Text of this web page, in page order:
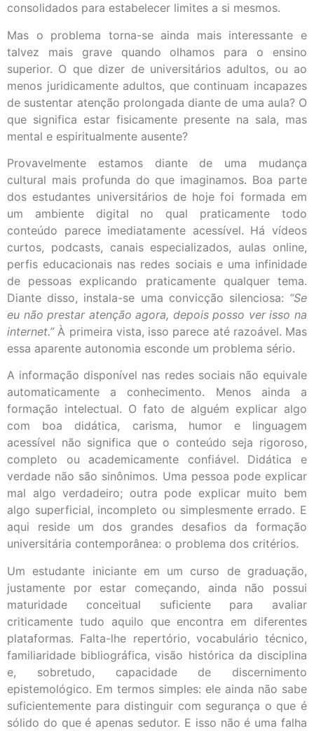
consolidados para estabelecer limites a si mesmos.
Mas o problema torna-se ainda mais interessante e
talvez mais grave quando olhamos para o ensino
superior. O que dizer de universitários adultos, ou ao
menos juridicamente adultos, que continuam incapazes
de sustentar atenção prolongada diante de uma aula? O
que significa estar fisicamente presente na sala, mas
mental e espiritualmente ausente?
Provavelmente estamos diante de uma mudança
cultural mais profunda do que imaginamos. Boa parte
dos estudantes universitários de hoje foi formada em
um ambiente digital no qual praticamente todo
conteúdo parece imediatamente acessível. Há vídeos
curtos, podcasts, canais especializados, aulas online,
perfis educacionais nas redes sociais e uma infinidade
de pessoas explicando praticamente qualquer tema.
Diante disso, instala-se uma convicção silenciosa: “Se
eu não prestar atenção agora, depois posso ver isso na
internet.” À primeira vista, isso parece até razoável. Mas
essa aparente autonomia esconde um problema sério.
A informação disponível nas redes sociais não equivale
automaticamente a conhecimento. Menos ainda a
formação intelectual. O fato de alguém explicar algo
com boa didática, carisma, humor e linguagem
acessível não significa que o conteúdo seja rigoroso,
completo ou academicamente confiável. Didática e
verdade não são sinônimos. Uma pessoa pode explicar
mal algo verdadeiro; outra pode explicar muito bem
algo superficial, incompleto ou simplesmente errado. E
aqui reside um dos grandes desafios da formação
universitária contemporânea: o problema dos critérios.
Um estudante iniciante em um curso de graduação,
justamente por estar começando, ainda não possui
maturidade conceitual suficiente para avaliar
criticamente tudo aquilo que encontra em diferentes
plataformas. Falta-lhe repertório, vocabulário técnico,
familiaridade bibliográfica, visão histórica da disciplina
e, sobretudo, capacidade de discernimento
epistemológico. Em termos simples: ele ainda não sabe
suficientemente para distinguir com segurança o que é
sólido do que é apenas sedutor. E isso não é uma falha